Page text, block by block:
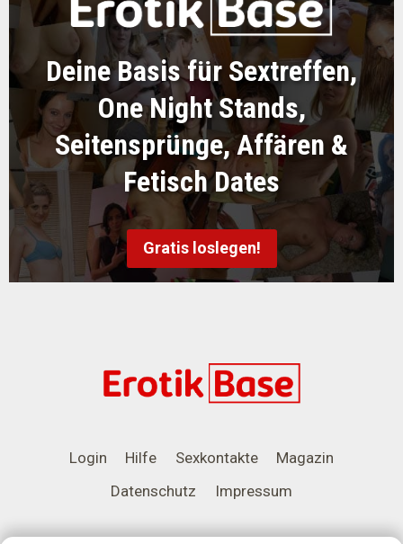
Deine Basis für Sextreffen,
One Night Stands,
Seitensprünge, Affären &
Fetisch Dates
Gratis loslegen!
Login Hilfe Sexkontakte
Magazin
Datenschutz
Impressum